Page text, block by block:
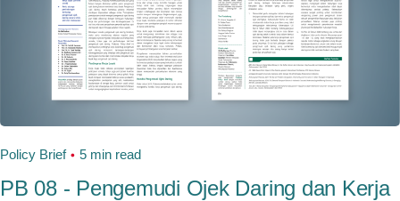
Policy Brief 5 min read
PB 08 - Pengemudi Ojek Daring dan Kerja